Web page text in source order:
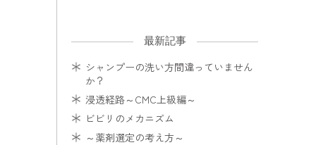
最新記事
シャンプーの洗い方間違っていません
か？
浸透経路～CMC上級編～
ビビリのメカニズム
～薬剤選定の考え方～